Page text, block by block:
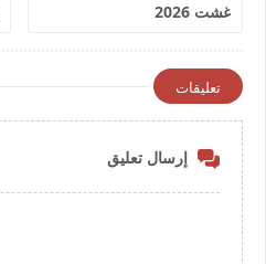
غشت 2026
تعليقات
إرسال تعليق